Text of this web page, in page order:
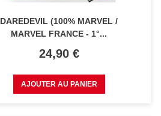
DAREDEVIL (100% MARVEL /
MARVEL FRANCE - 1°...
Prix
24,90 €
AJOUTER AU PANIER